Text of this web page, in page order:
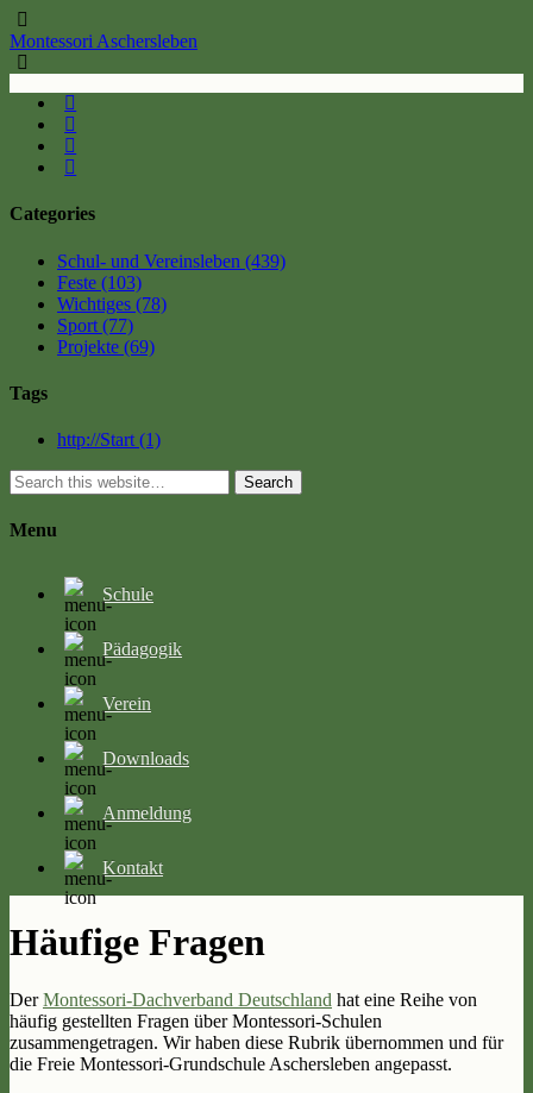
Montessori Aschersleben
Categories
Schul- und Vereinsleben (439)
Feste (103)
Wichtiges (78)
Sport (77)
Projekte (69)
Tags
http://Start (1)
Search
Menu
Schule
Pädagogik
Verein
Downloads
Anmeldung
Kontakt
Häufige Fragen
DerMontessori-Dachverband Deutschland hat eine Reihe von
häufig gestellten Fragen über Montessori-Schulen
zusammengetragen. Wir haben diese Rubrik übernommen und für
die Freie Montessori-Grundschule Aschersleben angepasst.